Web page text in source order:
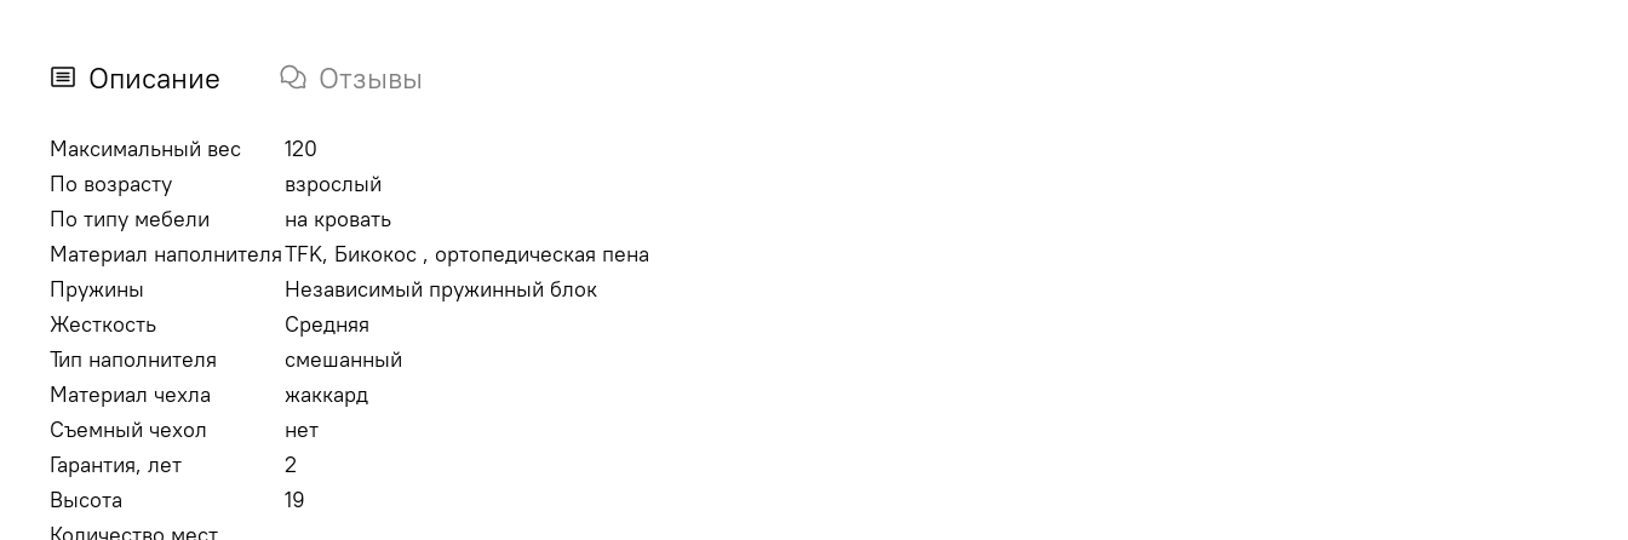
Описание Отзывы
Максимальный вес
120
По возрасту
взрослый
По типу мебели
на кровать
Материал наполнителяTFK, Бикокос , ортопедическая пена
Пружины
Независимый пружинный блок
Жесткость
Средняя
Тип наполнителя
смешанный
Материал чехла
жаккард
Съемный чехол
нет
Гарантия, лет
2
Высота
19
Количество мест